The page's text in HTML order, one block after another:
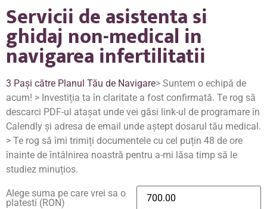
Servicii de asistenta si
ghidaj non-medical in
navigarea infertilitatii
3 Pași către Planul Tău de Navigare> Suntem o echipă de
acum! > Investiția ta în claritate a fost confirmată. Te rog să
descarci PDF-ul atașat unde vei găsi link-ul de programare în
Calendly și adresa de email unde aștept dosarul tău medical.
> Te rog să îmi trimiți documentele cu cel puțin 48 de ore
înainte de întâlnirea noastră pentru a-mi lăsa timp să le
studiez minuțios.
Alege suma pe care vrei sa o
platesti (RON)